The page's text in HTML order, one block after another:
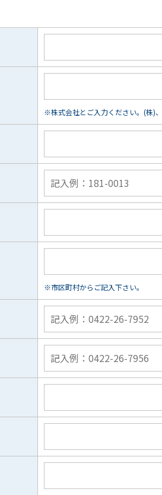
※株式会社とご入力ください。(株)
※市区町村からご記入下さい。